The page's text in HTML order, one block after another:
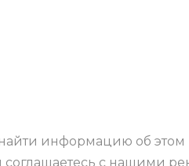
информацию об
соглашаетесь с нашими